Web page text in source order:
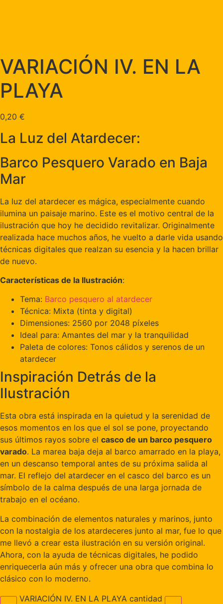
VARIACIÓN IV. EN LA
PLAYA
0,20 €
La Luz del Atardecer:
Barco Pesquero Varado en Baja
Mar
La luz del atardecer es mágica, especialmente cuando
ilumina un paisaje marino. Este es el motivo central de la
ilustración que hoy he decidido revitalizar. Originalmente
realizada hace muchos años, he vuelto a darle vida usando
técnicas digitales que realzan su esencia y la hacen brillar
de nuevo.
Características de la Ilustración:
Tema: Barco pesquero al atardecer
Técnica: Mixta (tinta y digital)
Dimensiones: 2560 por 2048 píxeles
Ideal para: Amantes del mar y la tranquilidad
Paleta de colores: Tonos cálidos y serenos de un
atardecer
Inspiración Detrás de la
Ilustración
Esta obra está inspirada en la quietud y la serenidad de
esos momentos en los que el sol se pone, proyectando
sus últimos rayos sobre el casco de un barco pesquero
varado. La marea baja deja al barco amarrado en la playa,
en un descanso temporal antes de su próxima salida al
mar. El reflejo del atardecer en el casco del barco es un
símbolo de la calma después de una larga jornada de
trabajo en el océano.
La combinación de elementos naturales y marinos, junto
con la nostalgia de los atardeceres junto al mar, fue lo que
me llevó a crear esta ilustración en su versión original.
Ahora, con la ayuda de técnicas digitales, he podido
enriquecerla aún más y ofrecer una obra que combina lo
clásico con lo moderno.
VARIACIÓN IV. EN LA PLAYA cantidad